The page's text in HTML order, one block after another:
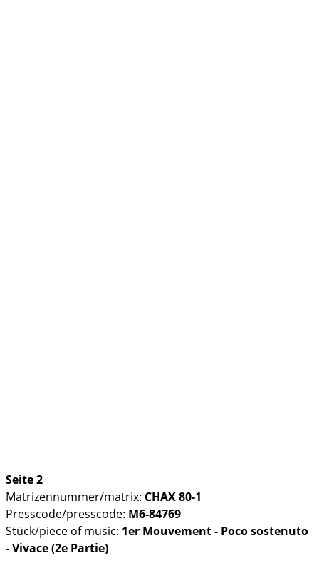
Seite 2
Matrizennummer/matrix: CHAX 80-1
Presscode/presscode: M6-84769
Stück/piece of music: 1er Mouvement - Poco sostenuto
- Vivace (2e Partie)